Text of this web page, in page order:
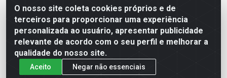
O nosso site coleta cookies próprios e de
terceiros para proporcionar uma experiência
personalizada ao usuário, apresentar publicidade
relevante de acordo com o seu perfil e melhorar a
qualidade do nosso site.
Aceito
Negar não essenciais
Fale Conosco
(81) 3419-0103
(81) 99111-0579
ecommerce@atacamax.com.br